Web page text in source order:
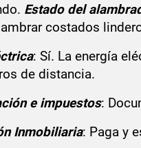
Estado del
costados
: Sí. La energía
de distancia.
e impuestos:
Inmobiliaria: Paga y